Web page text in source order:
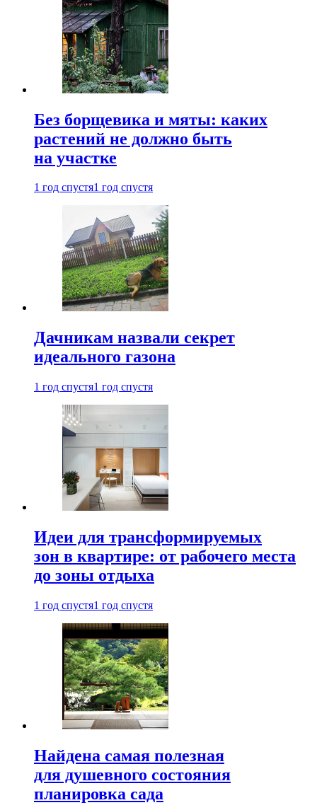
Без борщевика и мяты: каких
растений не должно быть
на участке
1 год спустя1 год спустя
Дачникам назвали секрет
идеального газона
1 год спустя1 год спустя
Идеи для трансформируемых
зон в квартире: от рабочего места
до зоны отдыха
1 год спустя1 год спустя
Найдена самая полезная
для душевного состояния
планировка сада